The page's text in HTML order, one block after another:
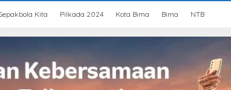
Kita Pilkada 2024 Kota Bima Bima NTB